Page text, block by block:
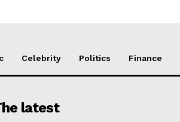
Celebrity Politics Finance
latest